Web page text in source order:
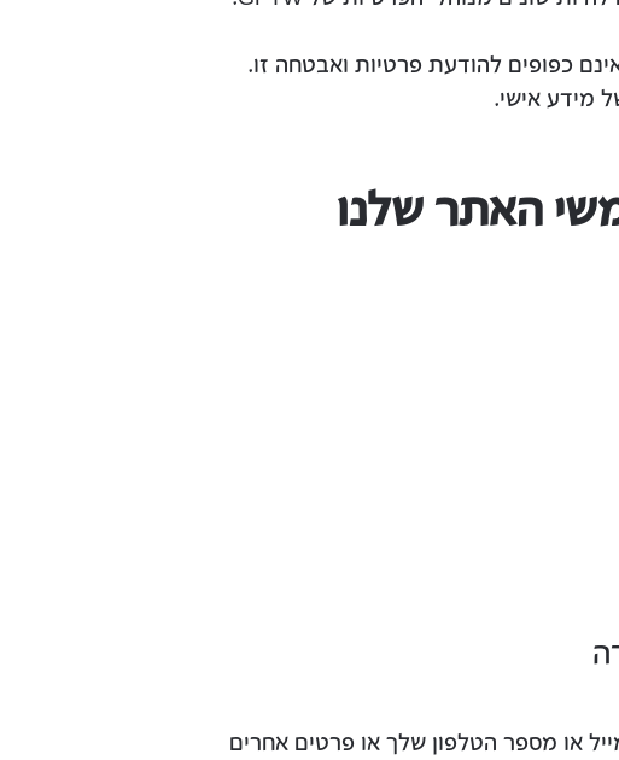
כפופים להודעת פרטיות ואבטחה זו.
מידע אישי.
או מספר הטלפון שלך או פרטים אחרים